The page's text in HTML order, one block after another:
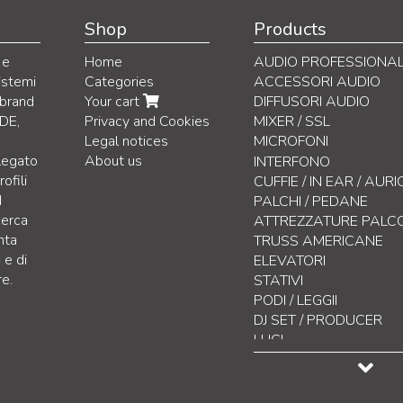
e di
Shop
Home
Categories
Your cart
Privacy and Cookies
Legal notices
About us
Products
AUDIO
ACCESSORI AUDIO
DIFFUSORI AUDIO
MIXER / SSL
MICROFONI
Microfoni Voce
Microfoni Wireless
Microfoni da Studio
Microfoni Strumenti
Microfoni Broadcasting /
Microfoni On-Camera
Microfoni Speciali
Microfoni da
Microfoni da Misurazione
Sistemi wireless per
Accessori
INTERFONO
CUFFIE / IN EAR /
PALCHI / PEDANE
ATTREZZATURE
TRUSS AMERICANE
ELEVATORI
STATIVI
PODI / LEGGII
DJ SET / PRODUCER
LUCI
CONTROLLO LUCI